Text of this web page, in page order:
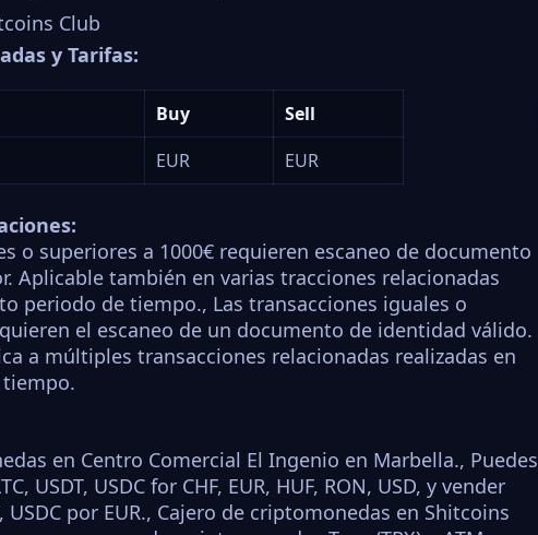
Club
y Tarifas:
Buy
Sell
EUR EUR
o superiores a 1000€ requieren escaneo de documento
Aplicable también en varias tracciones relacionadas
periodo de tiempo., Las transacciones iguales o
el escaneo de un documento de identidad válido.
a múltiples transacciones relacionadas realizadas en
en Centro Comercial El Ingenio en Marbella., Puedes
USDT, USDC for CHF, EUR, HUF, RON, USD, y vender
USDC por EUR., Cajero de criptomonedas en Shitcoins